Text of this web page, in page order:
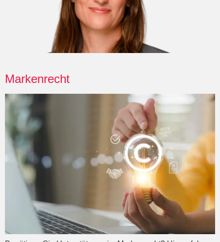
Markenrecht